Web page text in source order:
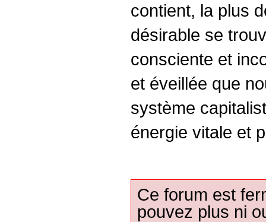
contient, la plus
désirable se
consciente et
et éveillée que
système
énergie vitale et
Ce forum est
pouvez plus ni